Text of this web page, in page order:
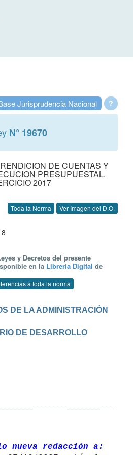
?
Jurisprudencia Nacional
N° 19670
DE CUENTAS Y
PRESUPUESTAL.
2017
Toda la Norma Ver Imagen del D.O.
y Decretos del presente
en la Librería Digital de
a toda la norma
DE LA ADMINISTRACIÓN
DE DESARROLLO
nueva redacción a: